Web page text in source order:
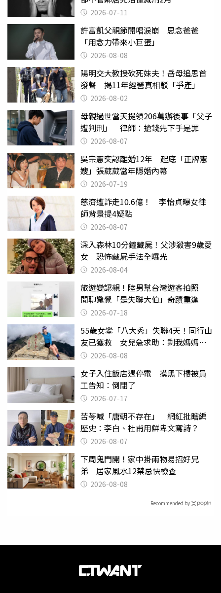
2026-07-11
許富凱父親節開唱淚崩 思念爸爸
「用念力帶來小巨蛋」
2026-08-08
陽明交大教授砍死妹夫！岳母追思首
發聲 揭11年經營真相駁「爭產」
2026-08-02
母親過世當天提領206萬辦後事「父子
遭判刑」 律師：搶錢先下手是罪
2026-08-07
吳宗憲突認離婚12年 起底「正牌憲
嫂」張葳葳當年隱婚內幕
2026-07-19
慈濟遭詐走10.6億！ 李怡貞曝女律
師背景提4疑點
2026-08-07
深入森林10分鐘藏屍！父涉殺害9歲愛
女 恐怖藏屍手法全曝光
2026-08-04
旅遊變認親！陸男幫台灣遊客拍照
閒聊驚覺「是失聯大伯」奇蹟重逢
2026-07-18
55歲女攀「八大秀」失聯4天！同行山
友已獲救 女兒急求助：剩我媽媽還
沒找到
2026-08-08
女子入住飯店遇停電 摸黑下樓被員
工告知：倒閉了
2026-07-17
苦苓喊「唐朝不存在」 網紅批瞎編
歷史：李白、杜甫用鮮卑文寫詩？
2026-08-07
下周鬼門開！家中掛兩物易招好兄
弟 居家風水12禁忌快檢查
2026-08-08
Recommended by